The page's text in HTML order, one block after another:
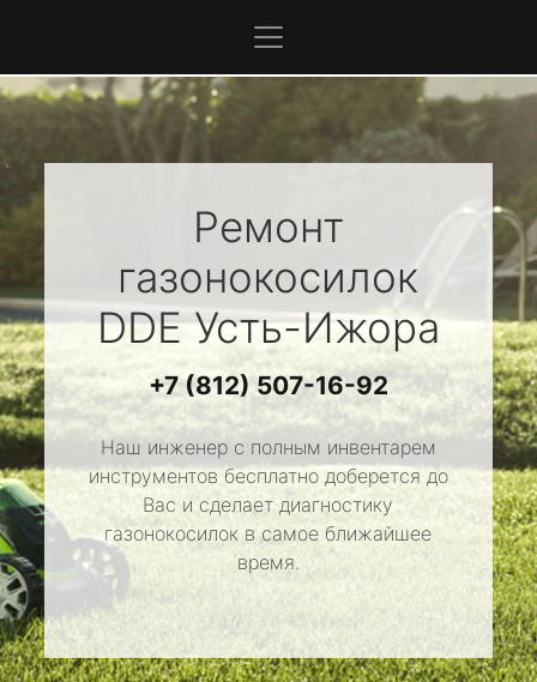
Ремонт
газонокосилок
DDEУсть-Ижора
+7 (812) 507-16-92
Наш инженер с полным инвентарем
инструментов бесплатно доберется до
Вас и сделает диагностику
газонокосилок в самое ближайшее
время.